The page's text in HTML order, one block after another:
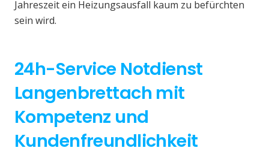
Jahreszeit ein Heizungsausfall kaum zu befürchten
sein wird.
24h-Service Notdienst
Langenbrettach mit
Kompetenz und
Kundenfreundlichkeit